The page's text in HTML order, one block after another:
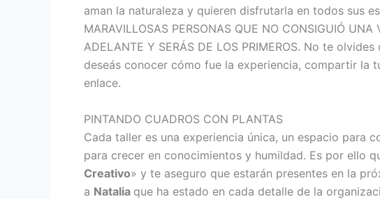
aman la naturaleza y quieren disfrutarla en todos sus
MARAVILLOSAS PERSONAS QUE NO CONSIGUIÓ
ADELANTE Y SERÁS DE LOS PRIMEROS. No te
deseás conocer cómo fue la experiencia, compartir la
enlace.
PINTANDO CUADROS CON PLANTAS
Cada taller es una experiencia única, un espacio para
para crecer en conocimientos y humildad. Es por ello
Creativo» y te aseguro que estarán presentes en la
a Natalia que ha estado en cada detalle de la